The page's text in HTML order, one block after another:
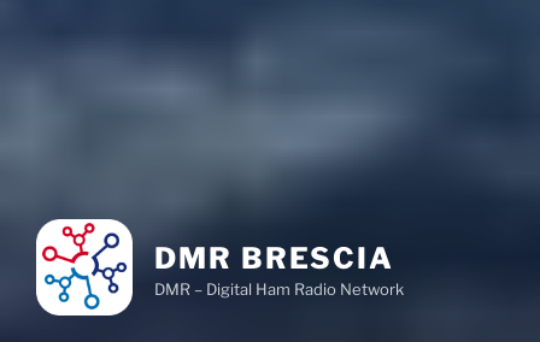
DMR BRESCIA
DMR – Digital Ham Radio Network